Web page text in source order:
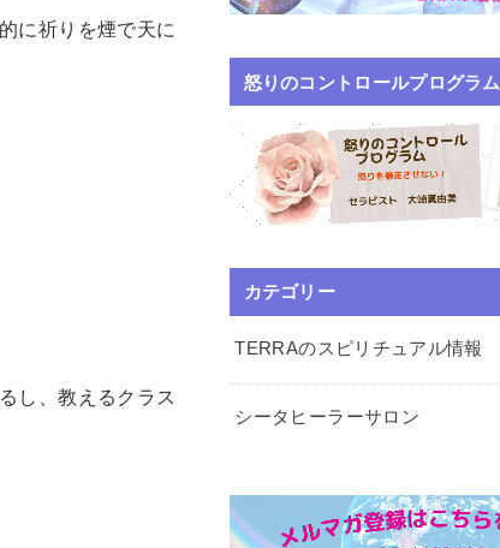
に祈りを煙で天に
し、教えるクラス
怒りのコントロールプログラム
カテゴリー
TERRAのスピリチュアル情報
シータヒーラーサロン